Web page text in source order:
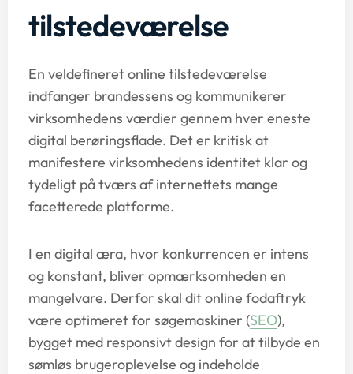
tilstedeværelse
En veldefineret online tilstedeværelse
indfanger brandessens og kommunikerer
virksomhedens værdier gennem hver eneste
digital berøringsflade. Det er kritisk at
manifestere virksomhedens identitet klar og
tydeligt på tværs af internettets mange
facetterede platforme.
I en digital æra, hvor konkurrencen er intens
og konstant, bliver opmærksomheden en
mangelvare. Derfor skal dit online fodaftryk
være optimeret for søgemaskiner (SEO),
bygget med responsivt design for at tilbyde en
sømløs brugeroplevelse og indeholde